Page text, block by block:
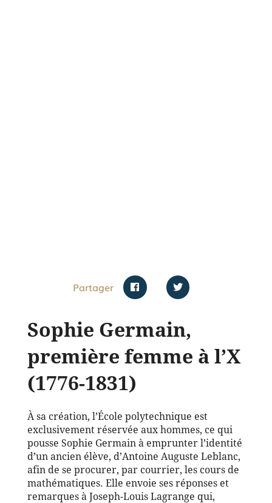
Partager
Sophie Germain,
première femme à l’X
(1776-1831)
À sa création, l’École polytechnique est
exclusivement réservée aux hommes, ce qui
pousse Sophie Germain à emprunter l’identité
d’un ancien élève, d’Antoine Auguste Leblanc,
afin de se procurer, par courrier, les cours de
mathématiques. Elle envoie ses réponses et
remarques à Joseph-Louis Lagrange qui,